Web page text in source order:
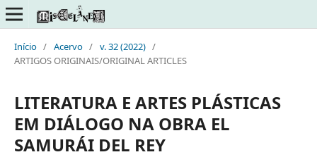
Início / Acervo / v. 32 (2022) /
ARTIGOS ORIGINAIS/ORIGINAL ARTICLES
LITERATURA E ARTES PLÁSTICAS
EM DIÁLOGO NA OBRA EL
SAMURÁI DEL REY